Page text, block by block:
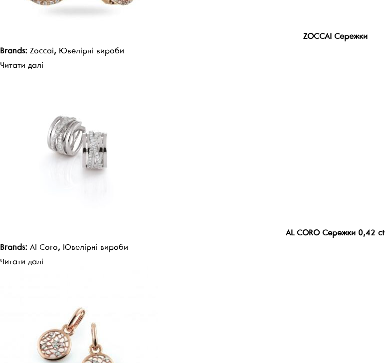
ZOCCAI Сережки
Brands: Zoccai, Ювелірні вироби
Читати далі
AL CORO Сережки 0,42 ct
Brands: Al Coro, Ювелірні вироби
Читати далі